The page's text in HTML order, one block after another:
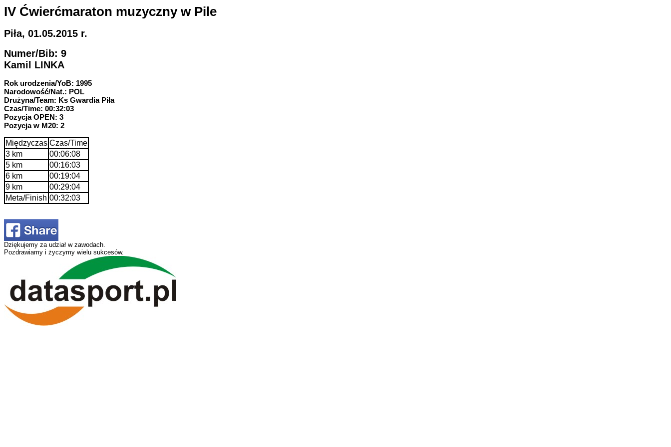
IV Ćwierćmaraton muzyczny w Pile
Piła, 01.05.2015 r.
Numer/Bib: 9
Kamil LINKA
Rok urodzenia/YoB: 1995
Narodowość/Nat.: POL
Drużyna/Team: Ks Gwardia Piła
Czas/Time: 00:32:03
Pozycja OPEN: 3
Pozycja w M20: 2
Międzyczas Czas/Time
3 km
00:06:08
5 km
00:16:03
6 km
00:19:04
9 km
00:29:04
Meta/Finish 00:32:03
Dziękujemy za udział w zawodach.
Pozdrawiamy i życzymy wielu sukcesów.